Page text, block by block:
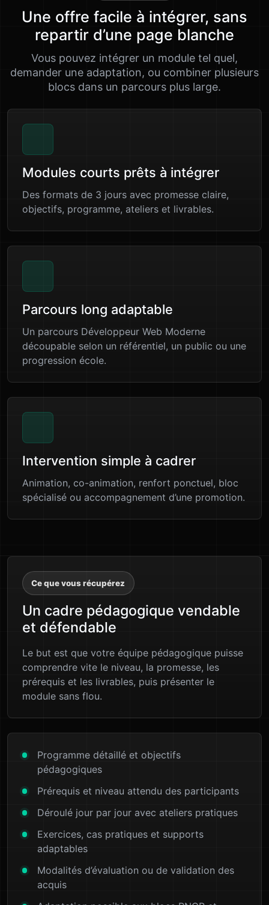
Une offre facile à intégrer, sans
repartir d’une page blanche
Vous pouvez intégrer un module tel quel,
demander une adaptation, ou combiner plusieurs
blocs dans un parcours plus large.
Modules courts prêts à intégrer
Des formats de 3 jours avec promesse claire,
objectifs, programme, ateliers et livrables.
Parcours long adaptable
Un parcours Développeur Web Moderne
découpable selon un référentiel, un public ou une
progression école.
Intervention simple à cadrer
Animation, co-animation, renfort ponctuel, bloc
spécialisé ou accompagnement d’une promotion.
Ce que vous récupérez
Un cadre pédagogique vendable
et défendable
Le but est que votre équipe pédagogique puisse
comprendre vite le niveau, la promesse, les
prérequis et les livrables, puis présenter le
module sans flou.
Programme détaillé et objectifs
pédagogiques
Prérequis et niveau attendu des participants
Déroulé jour par jour avec ateliers pratiques
Exercices, cas pratiques et supports
adaptables
Modalités d’évaluation ou de validation des
acquis